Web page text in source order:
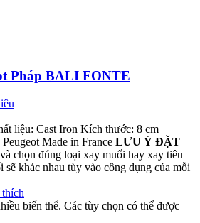
Pháp BALI FONTE
liệu: Cast Iron Kích thước: 8 cm
Made in France LƯU Ý ĐẶT
chọn đúng loại xay muối hay xay tiêu
khác nhau tùy vào công dụng của mỗi
thích
biến thể. Các tùy chọn có thể được